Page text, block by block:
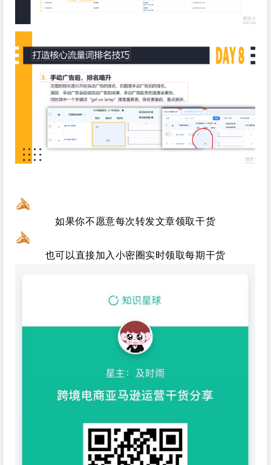
如果你不愿意每次转发文章领取干货
也可以直接加入小密圈实时领取每期干货